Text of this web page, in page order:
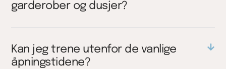
garderober og dusjer?
Kan jeg trene utenfor de vanlige
åpningstidene?